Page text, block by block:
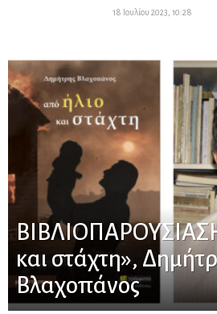
18 Ιουλίου 2023, 10:28
και στάχτη»,
Βλαχοπάνος